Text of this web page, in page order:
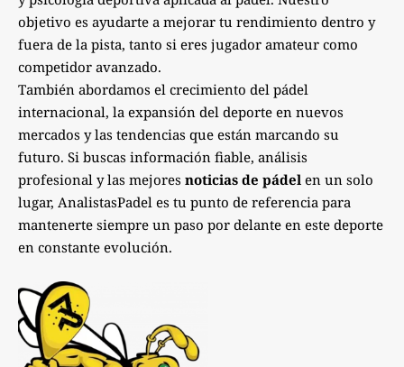
objetivo es ayudarte a mejorar tu rendimiento dentro y
fuera de la pista, tanto si eres jugador amateur como
competidor avanzado.
También abordamos el crecimiento del pádel
internacional, la expansión del deporte en nuevos
mercados y las tendencias que están marcando su
futuro. Si buscas información fiable, análisis
profesional y las mejores noticias de pádel en un solo
lugar, AnalistasPadel es tu punto de referencia para
mantenerte siempre un paso por delante en este deporte
en constante evolución.